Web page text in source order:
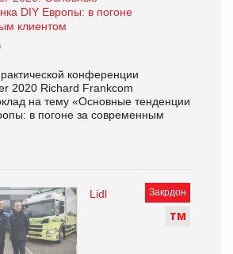
DIY Европы: в погоне
клиентом
конференции
2020 Richard Frankcom
на тему «Основные тенденции
в погоне за современным
Закрдон
ТМ
Lidl